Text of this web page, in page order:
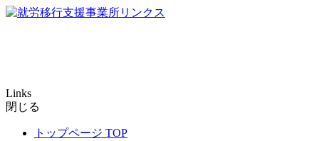
Links
閉じる
トップページ TOP